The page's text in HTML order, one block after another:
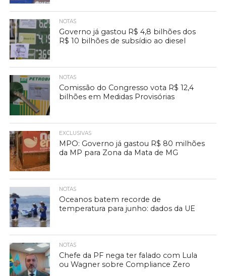
NOTAS
Governo já gastou R$ 4,8 bilhões dos
R$ 10 bilhões de subsídio ao diesel
NOTAS
Comissão do Congresso vota R$ 12,4
bilhões em Medidas Provisórias
EXCLUSIVAS
MPO: Governo já gastou R$ 80 milhões
da MP para Zona da Mata de MG
NOTAS
Oceanos batem recorde de
temperatura para junho: dados da UE
NOTAS
Chefe da PF nega ter falado com Lula
ou Wagner sobre Compliance Zero